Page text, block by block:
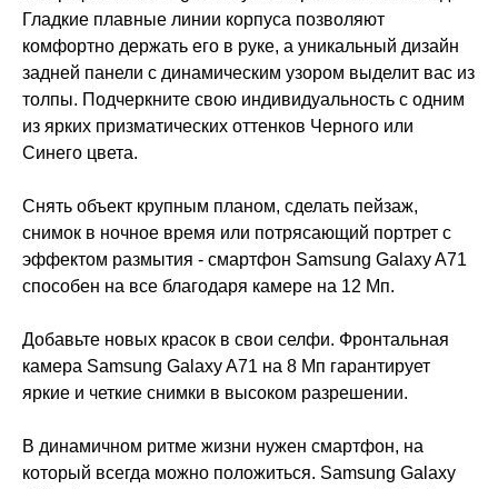
Гладкие плавные линии корпуса позволяют
комфортно держать его в руке, а уникальный дизайн
задней панели с динамическим узором выделит вас из
толпы. Подчеркните свою индивидуальность с одним
из ярких призматических оттенков Черного или
Синего цвета.
Снять объект крупным планом, сделать пейзаж,
снимок в ночное время или потрясающий портрет с
эффектом размытия - смартфон Samsung Galaxy A71
способен на все благодаря камере на 12 Мп.
Добавьте новых красок в свои селфи. Фронтальная
камера Samsung Galaxy A71 на 8 Мп гарантирует
яркие и четкие снимки в высоком разрешении.
В динамичном ритме жизни нужен смартфон, на
который всегда можно положиться. Samsung Galaxy